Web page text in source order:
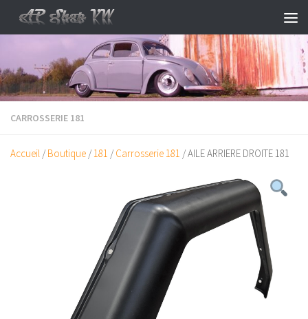
Skip to content
CARROSSERIE 181
Accueil / Boutique /181 / Carrosserie 181 / AILE ARRIERE DROITE 181